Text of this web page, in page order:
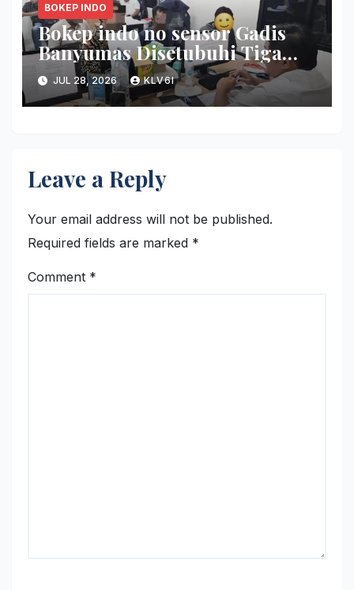
BOKEP INDO
Bokep indo no sensor Gadis
Banyumas Disetubuhi Tiga
Pemuda ketika Pesta Miras di
Griya
JUL 28, 2026 KLV6I
Leave a Reply
Your email address will not be published.
Required fields are marked *
Comment *